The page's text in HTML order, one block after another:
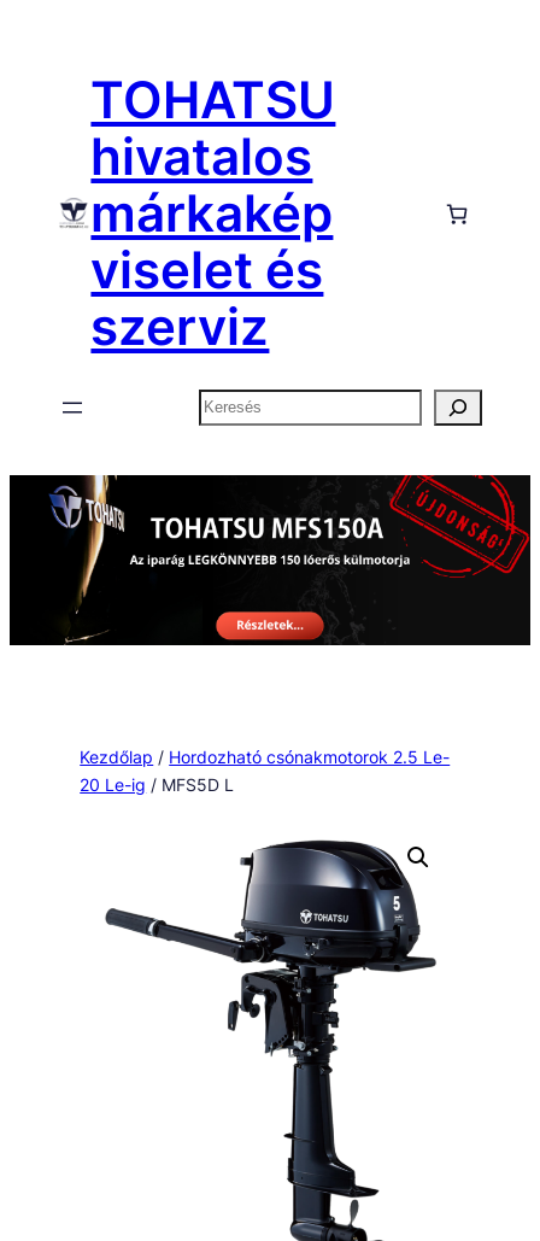
tartalomhozTOHATSU
hivatalos
márkakép
viselet és
szerviz
Keresés
Kezdőlap / Hordozható csónakmotorok 2.5 Le-
20 Le-ig / MFS5D L